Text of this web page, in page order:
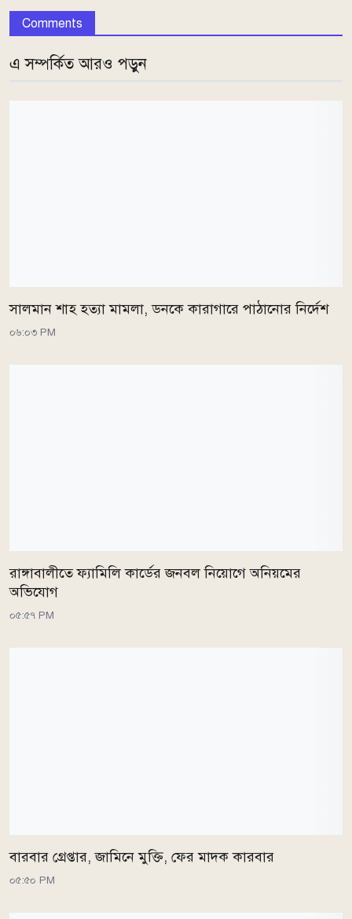
Comments
এ সম্পর্কিত আরও পড়ুন
সালমান শাহ হত্যা মামলা, ডনকে কারাগারে পাঠানোর নির্দেশ
০৬:০৩ PM
রাঙ্গাবালীতে ফ্যামিলি কার্ডের জনবল নিয়োগে অনিয়মের
অভিযোগ
০৫:৫৭ PM
বারবার গ্রেপ্তার, জামিনে মুক্তি, ফের মাদক কারবার
০৫:৫০ PM